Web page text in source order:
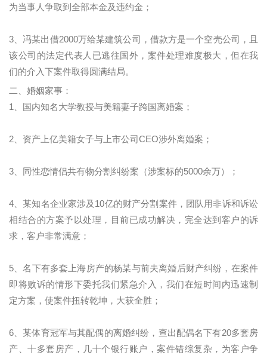
为当事人争取到全部本金及违约金；
3、冯某出借2000万给某建筑公司，借款方是一个空壳公司，且
该公司的法定代表人已逃往国外，案件处理难度极大，但在我
们的介入下案件取得圆满结局。
二、婚姻家事：
1、国内知名大学教授与美籍妻子跨国离婚案；
2、资产上亿美籍女子与上市公司CEO涉外离婚案；
3、同性恋情侣共有物分割纠纷案（涉案标的5000余万）；
4、某知名企业家涉及10亿的财产分割案件，团队用非诉和诉讼
相结合的方案予以处理，目前已成功解决，完全达到客户的诉
求，客户非常满意；
5、名下有多套上海房产的杨某与前夫离婚后财产纠纷，在案件
即将败诉的情形下委托我们紧急介入，我们在短时间内迅速制
定方案，使案件扭转乾坤，大获全胜；
6、某体育冠军与其配偶的离婚纠纷，查出配偶名下有20多套房
产、十多套房产，几十个银行账户，案件错综复杂，为客户争